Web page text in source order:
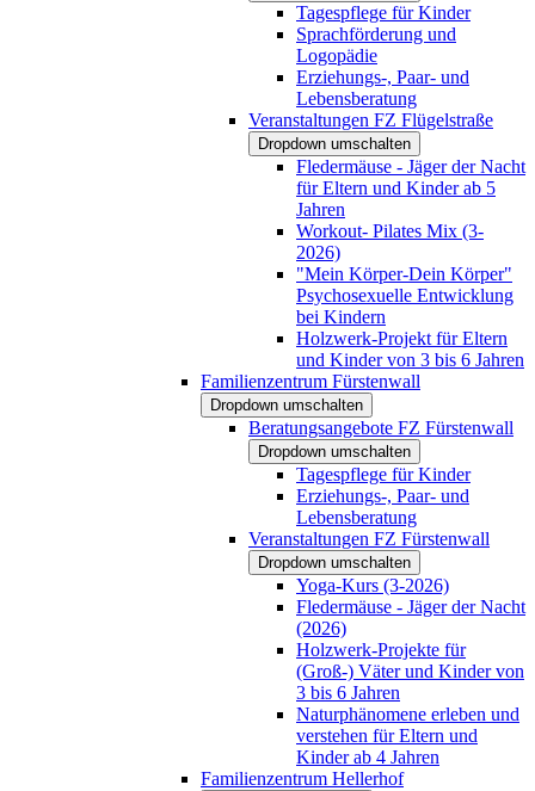
Tagespflege für Kinder
Sprachförderung und
Logopädie
Erziehungs-, Paar- und
Lebensberatung
Veranstaltungen FZ Flügelstraße
Dropdown umschalten
Fledermäuse - Jäger der Nacht
für Eltern und Kinder ab 5
Jahren
Workout- Pilates Mix (3-
2026)
"Mein Körper-Dein Körper"
Psychosexuelle Entwicklung
bei Kindern
Holzwerk-Projekt für Eltern
und Kinder von 3 bis 6 Jahren
Familienzentrum Fürstenwall
Dropdown umschalten
Beratungsangebote FZ Fürstenwall
Dropdown umschalten
Tagespflege für Kinder
Erziehungs-, Paar- und
Lebensberatung
Veranstaltungen FZ Fürstenwall
Dropdown umschalten
Yoga-Kurs (3-2026)
Fledermäuse - Jäger der Nacht
(2026)
Holzwerk-Projekte für
(Groß-) Väter und Kinder von
3 bis 6 Jahren
Naturphänomene erleben und
verstehen für Eltern und
Kinder ab 4 Jahren
Familienzentrum Hellerhof